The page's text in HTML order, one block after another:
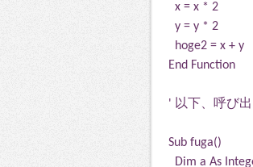
x = x * 2
y = y * 2
hoge2 = x + y
End Function
' 以下、呼び出
Sub fuga()
Dim a As